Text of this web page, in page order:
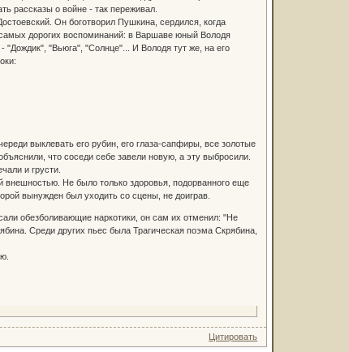
рассказы о войне - так переживал.
Он боготворил Пушкина, сердился, когда
дорогих воспоминаний: в Варшаве юный Володя
"Дождик", "Вьюга", "Солнце"... И Володя тут же, на его
выклевать его рубин, его глаза-сапфиры, все золотые
что соседи себе завели новую, а эту выбросили.
и грусти.
Не было только здоровья, подорванного еще
вынужден был уходить со сцены, не доиграв.
обезболивающие наркотики, он сам их отменил: "Не
Среди других пьес была Трагическая поэма Скрябина,
Цитировать